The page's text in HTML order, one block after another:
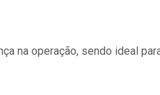
na operação, sendo ideal